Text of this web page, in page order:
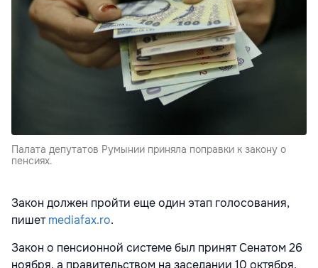
Палата депутатов Румынии приняла поправки к закону о
пенсиях.
Закон должен пройти еще один этап голосования,
пишетmediafax.ro.
Закон о пенсионной системе был принят Сенатом 26